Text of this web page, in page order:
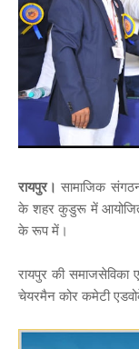
रायपुर। सामाजिक
के शहर कुडुरू में आयोजित
के रूप में।
रायपुर की समाजसेविका
चेयरमैन कोर कमेटी